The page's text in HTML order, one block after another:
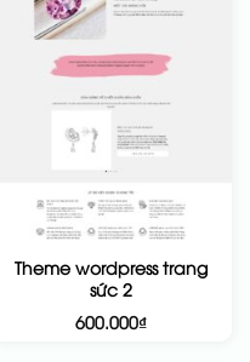
Theme wordpress trang
sức 2
600.000₫